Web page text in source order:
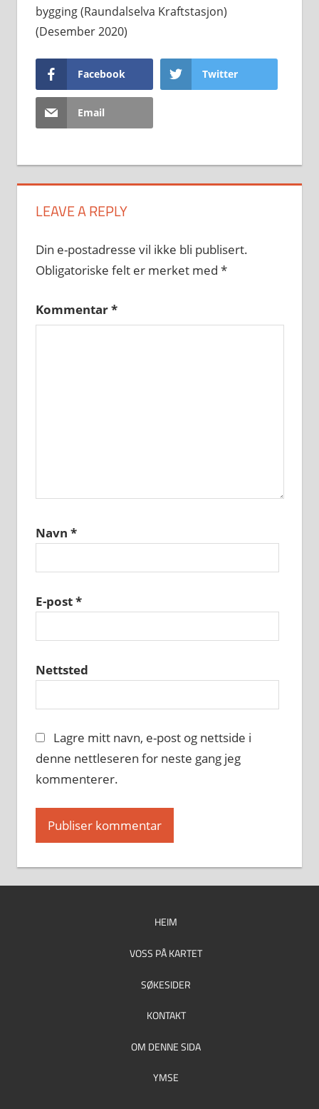
bygging (Raundalselva Kraftstasjon)
(Desember 2020)
Facebook Twitter
Email
LEAVE A REPLY
Din e-postadresse vil ikke bli publisert.
Obligatoriske felt er merket med *
Kommentar*
Navn *
E-post*
Nettsted
Lagre mitt navn, e-post og nettside i
denne nettleseren for neste gang jeg
kommenterer.
HEIM
VOSS PÅ KARTET
SØKESIDER
KONTAKT
OM DENNE SIDA
YMSE